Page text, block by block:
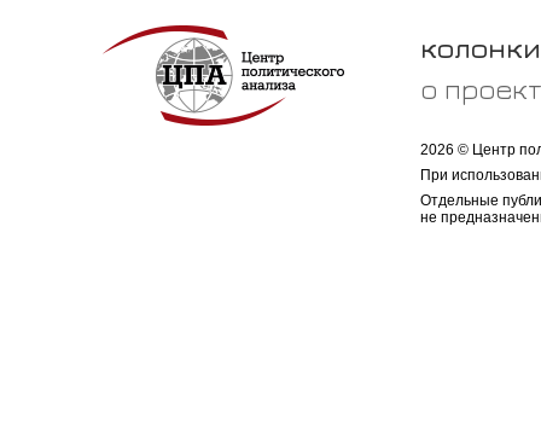
колонки
о
2026 © Центр
При
Отдельные
не